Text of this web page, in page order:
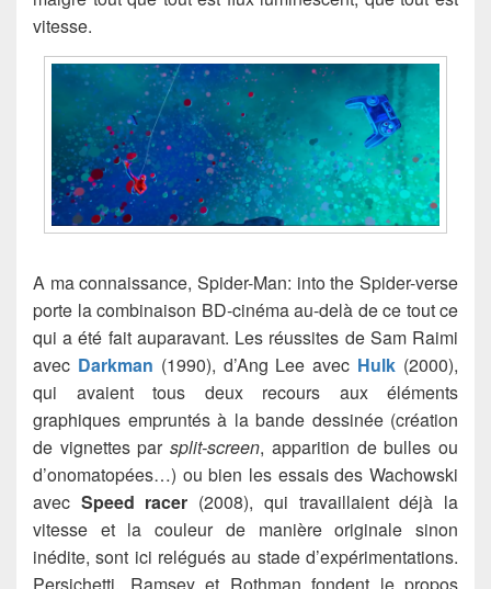
vitesse.
A ma connaissance, Spider-Man: into the Spider-verse
porte la combinaison BD-cinéma au-delà de ce tout ce
qui a été fait auparavant. Les réussites de Sam Raimi
avec Darkman (1990), d’Ang Lee avec Hulk (2000),
qui avaient tous deux recours aux éléments
graphiques empruntés à la bande dessinée (création
de vignettes parsplit-screen, apparition de bulles ou
d’onomatopées…) ou bien les essais des Wachowski
avec Speed racer (2008), qui travaillaient déjà la
vitesse et la couleur de manière originale sinon
inédite, sont ici relégués au stade d’expérimentations.